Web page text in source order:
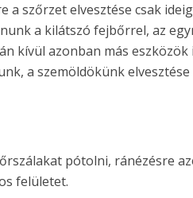
a szőrzet elvesztése csak
a kilátszó fejbőrrel, az
kívül azonban más eszközök
a szemöldökünk elvesztése
pótolni, ránézésre
felületet.